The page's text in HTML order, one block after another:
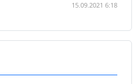
15.09.2021 6:18